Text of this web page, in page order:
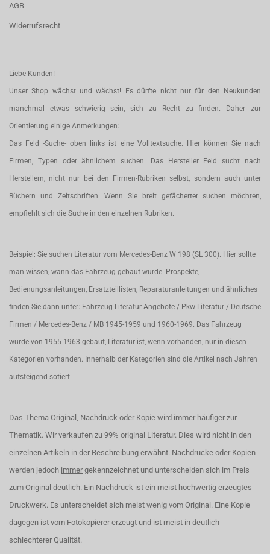
AGB
Widerrufsrecht
Liebe Kunden!
Unser Shop wächst und wächst! Es dürfte nicht nur für den Neukunden
manchmal etwas schwierig sein, sich zu Recht zu finden. Daher zur
Orientierung einige Anmerkungen:
Das Feld -Suche- oben links ist eine Volltextsuche. Hier können Sie nach
Firmen, Typen oder ähnlichem suchen. Das Hersteller Feld sucht nach
Herstellern, nicht nur bei den Firmen-Rubriken selbst, sondern auch unter
Büchern und Zeitschriften. Wenn Sie breit gefächerter suchen möchten,
empfiehlt sich die Suche in den einzelnen Rubriken.
Beispiel: Sie suchen Literatur vom Mercedes-Benz W 198 (SL 300). Hier sollte
man wissen, wann das Fahrzeug gebaut wurde. Prospekte,
Bedienungsanleitungen, Ersatzteillisten, Reparaturanleitungen und ähnliches
finden Sie dann unter: Fahrzeug Literatur Angebote / Pkw Literatur / Deutsche
Firmen / Mercedes-Benz / MB 1945-1959 und 1960-1969. Das Fahrzeug
wurde von 1955-1963 gebaut, Literatur ist, wenn vorhanden, nur in diesen
Kategorien vorhanden. Innerhalb der Kategorien sind die Artikel nach Jahren
aufsteigend sotiert.
Das Thema Original, Nachdruck oder Kopie wird immer häufiger zur
Thematik. Wir verkaufen zu 99% original Literatur. Dies wird nicht in den
einzelnen Artikeln in der Beschreibung erwähnt. Nachdrucke oder Kopien
werden jedoch immer gekennzeichnet und unterscheiden sich im Preis
zum Original deutlich. Ein Nachdruck ist ein meist hochwertig erzeugtes
Druckwerk. Es unterscheidet sich meist wenig vom Original. Eine Kopie
dagegen ist vom Fotokopierer erzeugt und ist meist in deutlich
schlechterer Qualität.